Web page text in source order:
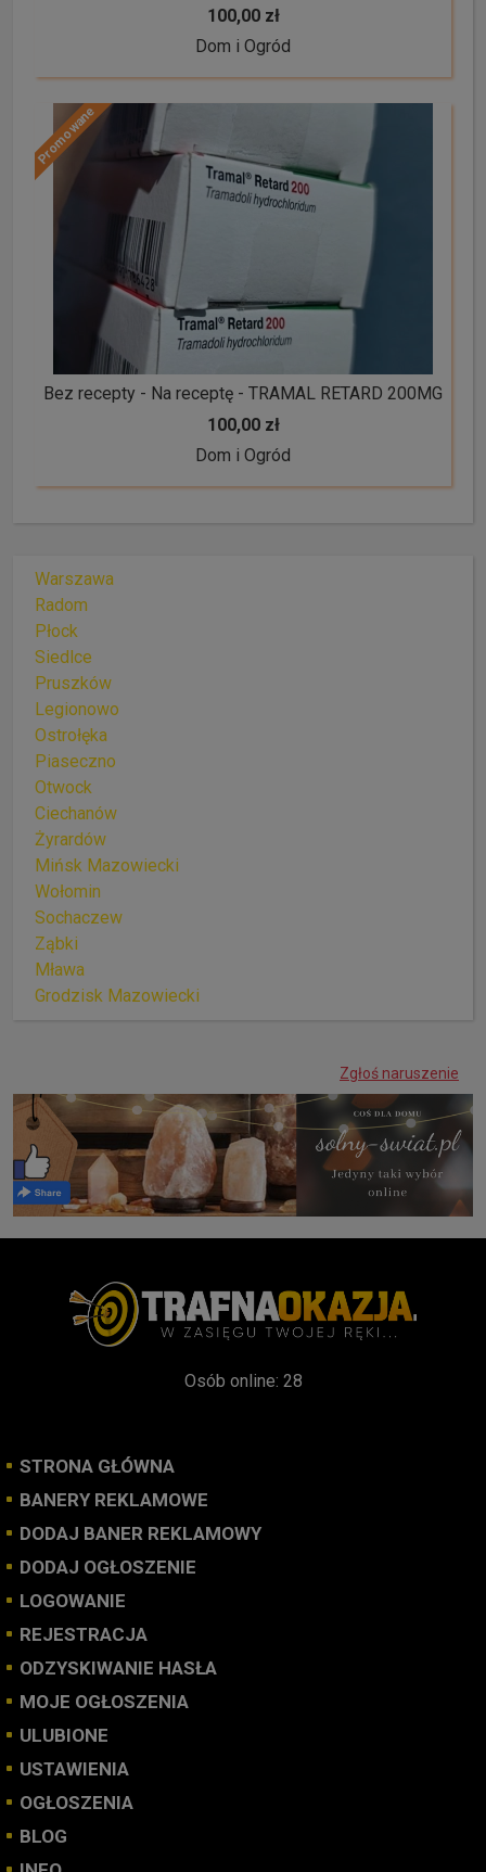
100,00 zł
Dom i Ogród
Promowane
Bez recepty - Na receptę - TRAMAL RETARD 200MG
100,00 zł
Dom i Ogród
Warszawa
Radom
Płock
Siedlce
Pruszków
Legionowo
Ostrołęka
Piaseczno
Otwock
Ciechanów
Żyrardów
Mińsk Mazowiecki
Wołomin
Sochaczew
Ząbki
Mława
Grodzisk Mazowiecki
Zgłoś naruszenie
Osób online: 28
STRONA GŁÓWNA
BANERY REKLAMOWE
DODAJ BANER REKLAMOWY
DODAJ OGŁOSZENIE
LOGOWANIE
REJESTRACJA
ODZYSKIWANIE HASŁA
MOJE OGŁOSZENIA
ULUBIONE
USTAWIENIA
OGŁOSZENIA
BLOG